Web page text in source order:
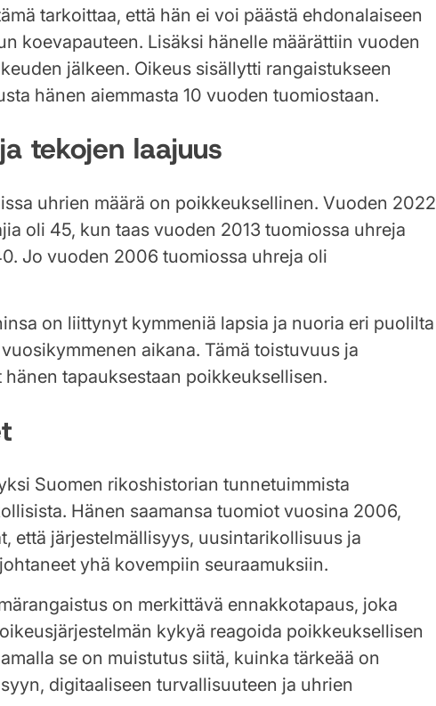
tarkoittaa, että hän ei voi päästä ehdonalaiseen
koevapauteen. Lisäksi hänelle määrättiin vuoden
jälkeen. Oikeus sisällytti rangaistukseen
hänen aiemmasta 10 vuoden tuomiostaan.
tekojen laajuus
uhrien määrä on poikkeuksellinen. Vuoden 2022
oli 45, kun taas vuoden 2013 tuomiossa uhreja
Jo vuoden 2006 tuomiossa uhreja oli
on liittynyt kymmeniä lapsia ja nuoria eri puolilta
aikana. Tämä toistuvuus ja
tapauksestaan poikkeuksellisen.
Suomen rikoshistorian tunnetuimmista
Hänen saamansa tuomiot vuosina 2006,
että järjestelmällisyys, uusintarikollisuus ja
yhä kovempiin seuraamuksiin.
on merkittävä ennakkotapaus, joka
kykyä reagoida poikkeuksellisen
se on muistutus siitä, kuinka tärkeää on
digitaaliseen turvallisuuteen ja uhrien